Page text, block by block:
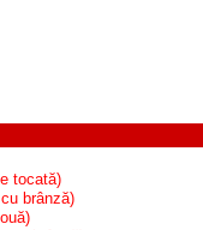
tocată)
brânză)